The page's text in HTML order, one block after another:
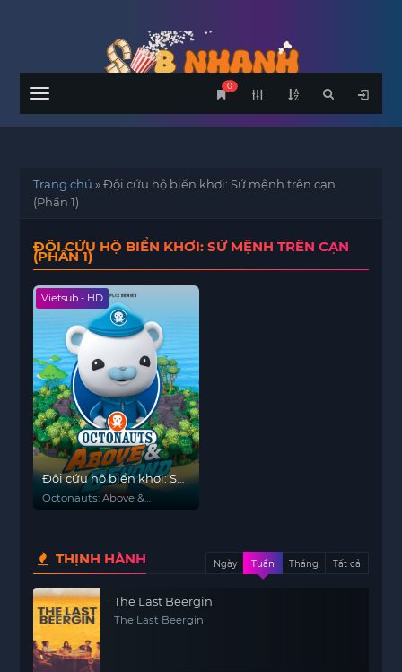
Menu
0
Trang chủ »Đội cứu hộ biển khơi: Sứ mệnh trên cạn
(Phần 1)
ĐỘI CỨU HỘ BIỂN KHƠI: SỨ MỆNH TRÊN CẠN
(PHẦN 1)
Vietsub - HD
Đội cứu hộ biển khơi: Sứ
mệnh trên cạn (Phần 1)
Octonauts: Above &
THỊNH HÀNH Ngày Tuần Tháng Tất cả
The Last Beergin
The Last Beergin